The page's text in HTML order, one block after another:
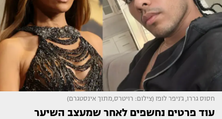
חסוס גררו, ג'ניפר לופז (צילום: רויטרס,מתוך אינסטגרם)
עוד פרטים נחשפים לאחר שמעצב השיער